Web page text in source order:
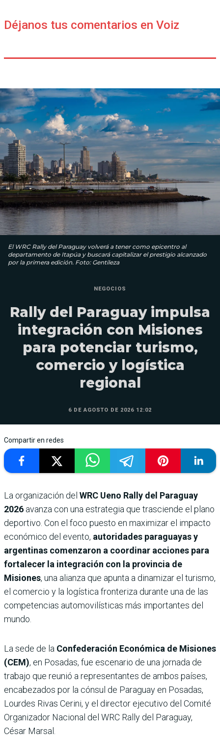
Déjanos tus comentarios en Voiz
El WRC Rally del Paraguay volverá a tener como epicentro al
departamento de Itapúa y buscará capitalizar el prestigio alcanzado
por la primera edición. Foto: Gentileza
NEGOCIOS
Rally del Paraguay impulsa
integración con Misiones
para potenciar turismo,
comercio y logística
regional
6 DE AGOSTO DE 2026 12:02
Compartir en redes
La organización del WRC Ueno Rally del Paraguay
2026 avanza con una estrategia que trasciende el plano
deportivo. Con el foco puesto en maximizar el impacto
económico del evento, autoridades paraguayas y
argentinas comenzaron a coordinar acciones para
fortalecer la integración con la provincia de
Misiones, una alianza que apunta a dinamizar el turismo,
el comercio y la logística fronteriza durante una de las
competencias automovilísticas más importantes del
mundo.
La sede de la Confederación Económica de Misiones
(CEM), en Posadas, fue escenario de una jornada de
trabajo que reunió a representantes de ambos países,
encabezados por la cónsul de Paraguay en Posadas,
Lourdes Rivas Cerini, y el director ejecutivo del Comité
Organizador Nacional del WRC Rally del Paraguay,
César Marsal.